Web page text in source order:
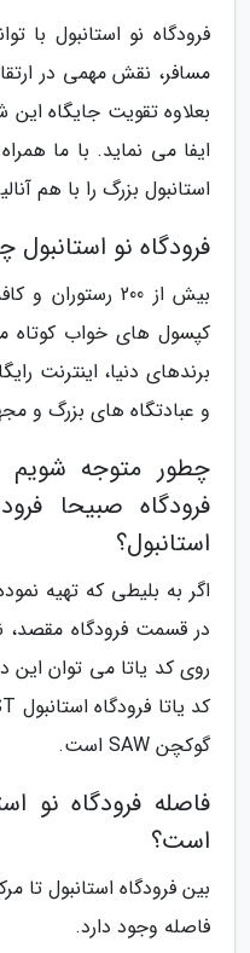
مسافر، نقش مهمی در
بعلاوه تقویت جایگاه این
ایفا می نماید. با ما
استانبول بزرگ را با هم
فرودگاه نو استانبول
کپسول های خواب کوتاه
برندهای دنیا، اینترنت
و عبادتگاه های بزرگ و
چطور متوجه شویم
فرودگاه صبیحا
استانبول؟
اگر به بلیطی که تهیه
در قسمت فرودگاه مقصد،
روی کد یاتا می توان این
گوکچن SAW است.
فاصله فرودگاه نو
است؟
فاصله وجود دارد.